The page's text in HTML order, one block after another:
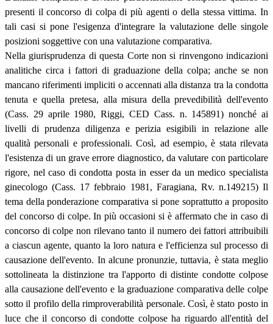
presenti il concorso di colpa di più agenti o della stessa vittima. In
tali casi si pone l'esigenza d'integrare la valutazione delle singole
posizioni soggettive con una valutazione comparativa.
Nella giurisprudenza di questa Corte non si rinvengono indicazioni
analitiche circa i fattori di graduazione della colpa; anche se non
mancano riferimenti impliciti o accennati alla distanza tra la condotta
tenuta e quella pretesa, alla misura della prevedibilità dell'evento
(Cass. 29 aprile 1980, Riggi, CED Cass. n. 145891) nonché ai
livelli di prudenza diligenza e perizia esigibili in relazione alle
qualità personali e professionali. Così, ad esempio, è stata rilevata
l'esistenza di un grave errore diagnostico, da valutare con particolare
rigore, nel caso di condotta posta in esser da un medico specialista
ginecologo (Cass. 17 febbraio 1981, Faragiana, Rv. n.149215) Il
tema della ponderazione comparativa si pone soprattutto a proposito
del concorso di colpe. In più occasioni si è affermato che in caso di
concorso di colpe non rilevano tanto il numero dei fattori attribuibili
a ciascun agente, quanto la loro natura e l'efficienza sul processo di
causazione dell'evento. In alcune pronunzie, tuttavia, è stata meglio
sottolineata la distinzione tra l'apporto di distinte condotte colpose
alla causazione dell'evento e la graduazione comparativa delle colpe
sotto il profilo della rimproverabilità personale. Così, è stato posto in
luce che il concorso di condotte colpose ha riguardo all'entità del